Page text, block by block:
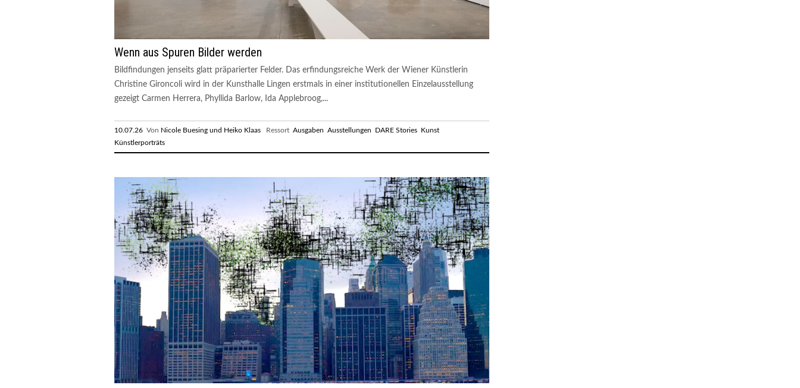
Wenn aus Spuren Bilder werden
Bildfindungen jenseits glatt präparierter Felder. Das erfindungsreiche Werk der Wiener Künstlerin
Christine Gironcoli wird in der Kunsthalle Lingen erstmals in einer institutionellen Einzelausstellung
gezeigt Carmen Herrera, Phyllida Barlow, Ida Applebroog,...
10.07.26 Von Nicole Buesing und Heiko Klaas Ressort Ausgaben Ausstellungen DARE Stories Kunst
Künstlerporträts